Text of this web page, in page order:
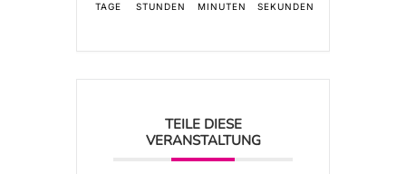
TAGE STUNDEN MINUTEN SEKUNDEN
TEILE DIESE
VERANSTALTUNG